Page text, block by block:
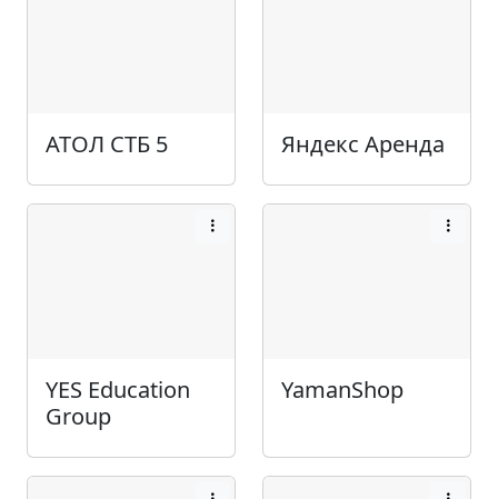
АТОЛ СТБ 5 Яндекс Аренда
YES Education
Group
YamanShop